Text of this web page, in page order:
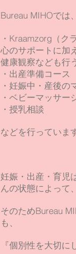
Bureau MIHOでは、
・Kraamzorg（ク
心のサポートに加
健康観察なども行
・出産準備コース
・妊娠中・産後の
・ベビーマッサー
・ 授乳相談
などを行っていま
妊娠・出産・育児
んの状態によって
そのためBureau
も、
『個別性を大切に